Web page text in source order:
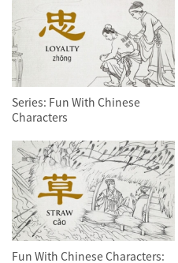
Series: Fun With Chinese
Characters
Fun With Chinese Characters: